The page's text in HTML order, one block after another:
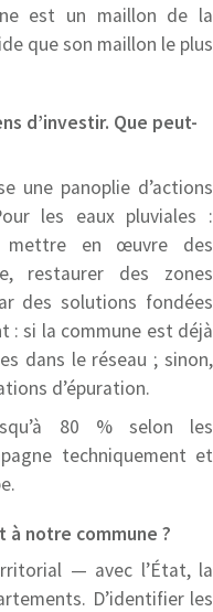
est un maillon de la
que son maillon le plus
d’investir. Que peut-
une panoplie d’actions
les eaux pluviales :
mettre en œuvre des
restaurer des zones
des solutions fondées
: si la commune est déjà
dans le réseau ; sinon,
d’épuration.
80 % selon les
techniquement et
notre commune ?
— avec l’État, la
D’identifier les